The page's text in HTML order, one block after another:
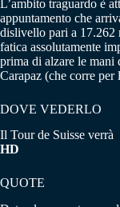
L’ambito traguardo è
appuntamento che
dislivello pari a 17.262
fatica assolutamente
prima di alzare le mani
Carapaz (che corre per
DOVE VEDERLO
Il Tour de Suisse verrà
HD
QUOTE